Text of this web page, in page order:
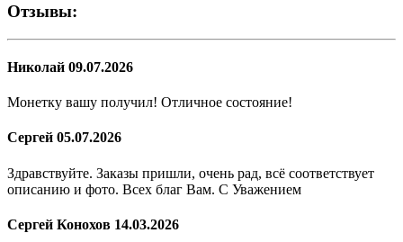
Отзывы:
Николай 09.07.2026
Монетку вашу получил! Отличное состояние!
Сергей 05.07.2026
Здравствуйте. Заказы пришли, очень рад, всё соответствует
описанию и фото. Всех благ Вам. С Уважением
Сергей Конохов 14.03.2026